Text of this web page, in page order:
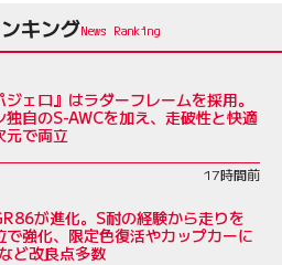
キング
ジェロ』はラダーフレームを採用。
独自のS-AWCを加え、走破性と快適
元で両立
17時間前
が進化。S耐の経験から走りを
で強化、限定色復活やカップカーに
ど改良点多数